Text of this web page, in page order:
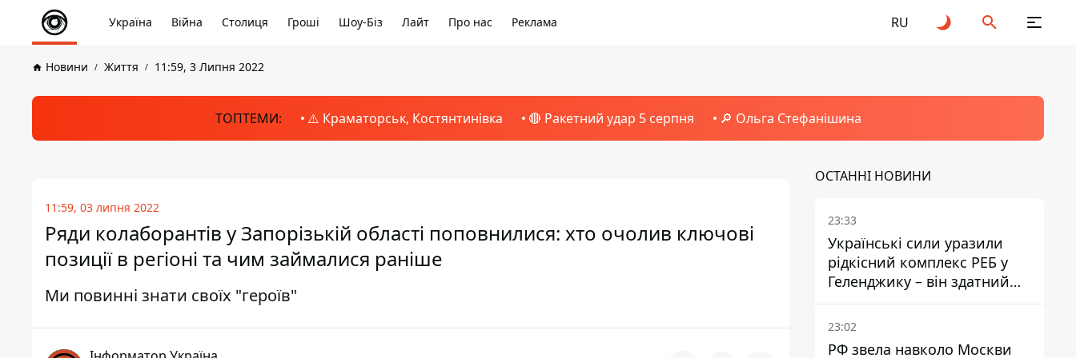
Україна Війна Столиця Гроші Шоу-Біз Лайт Про нас Реклама RU
Новини Життя 11:59, 3 Липня 2022
ТОПТЕМИ: ⚠️ Краматорськ, Костянтинівка 🔴 Ракетний удар 5 серпня 🔎 Ольга Стефанішина
11:59, 03 липня 2022
Ряди колаборантів у Запорізькій області поповнилися: хто очолив ключові
позиції в регіоні та чим займалися раніше
Ми повинні знати своїх "героїв"
ОСТАННІ НОВИНИ
23:33
Українські сили уразили
рідкісний комплекс РЕБ у
Геленджику – він здатний
глушити Starlink
23:02
РФ звела навколо Москви